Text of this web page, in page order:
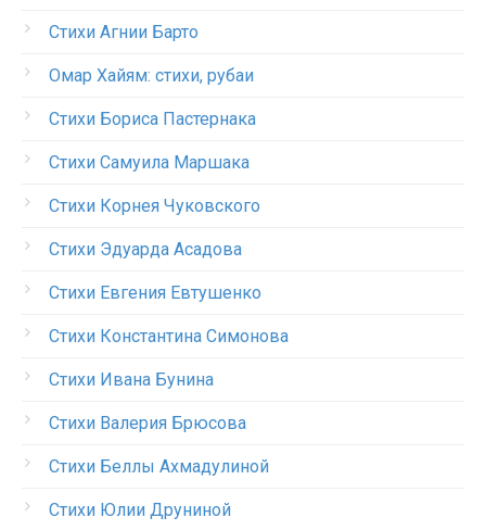
Стихи Агнии Барто
Омар Хайям: стихи, рубаи
Стихи Бориса Пастернака
Стихи Самуила Маршака
Стихи Корнея Чуковского
Стихи Эдуарда Асадова
Стихи Евгения Евтушенко
Стихи Константина Симонова
Стихи Ивана Бунина
Стихи Валерия Брюсова
Стихи Беллы Ахмадулиной
Стихи Юлии Друниной